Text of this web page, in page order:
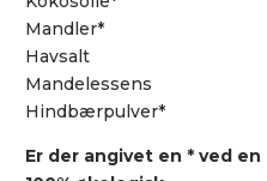
Mandler*
Havsalt
Mandelessens
Hindbærpulver*
Er der angivet en * ved